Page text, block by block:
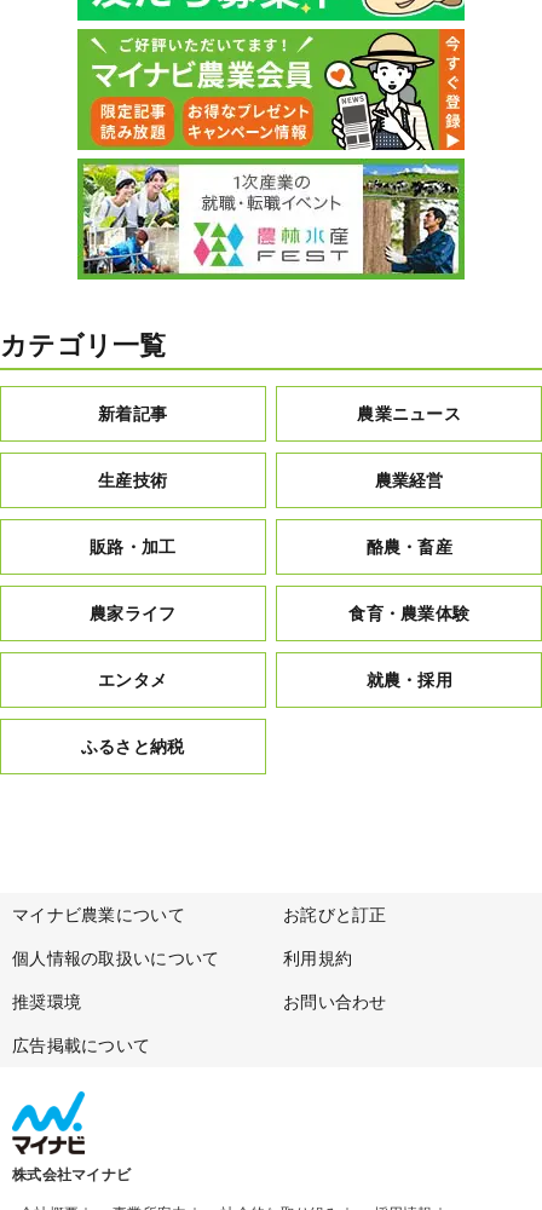
カテゴリ一覧
新着記事 農業ニュース
生産技術 農業経営
販路・加工 酪農・畜産
農家ライフ 食育・農業体験
エンタメ 就農・採用
ふるさと納税
マイナビ農業について お詫びと訂正
個人情報の取扱いについて 利用規約
推奨環境 お問い合わせ
広告掲載について
株式会社マイナビ